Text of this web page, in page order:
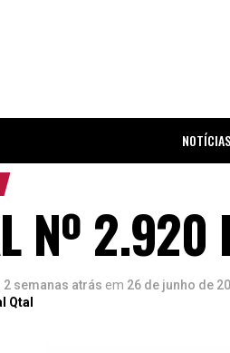
NOTÍCIAS
Nº
2 semanas atrás em 26 de junho de
Qtal